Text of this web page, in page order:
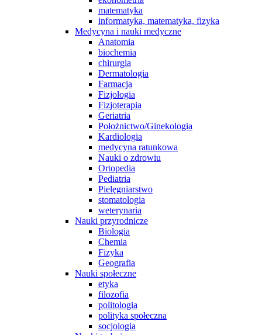
matematyka
informatyka, matematyka, fizyka
Medycyna i nauki medyczne
Anatomia
biochemia
chirurgia
Dermatologia
Farmacja
Fizjologia
Fizjoterapia
Geriatria
Położnictwo/Ginekologia
Kardiologia
medycyna ratunkowa
Nauki o zdrowiu
Ortopedia
Pediatria
Pielęgniarstwo
stomatologia
weterynaria
Nauki przyrodnicze
Biologia
Chemia
Fizyka
Geografia
Nauki społeczne
etyka
filozofia
politologia
polityka społeczna
socjologia